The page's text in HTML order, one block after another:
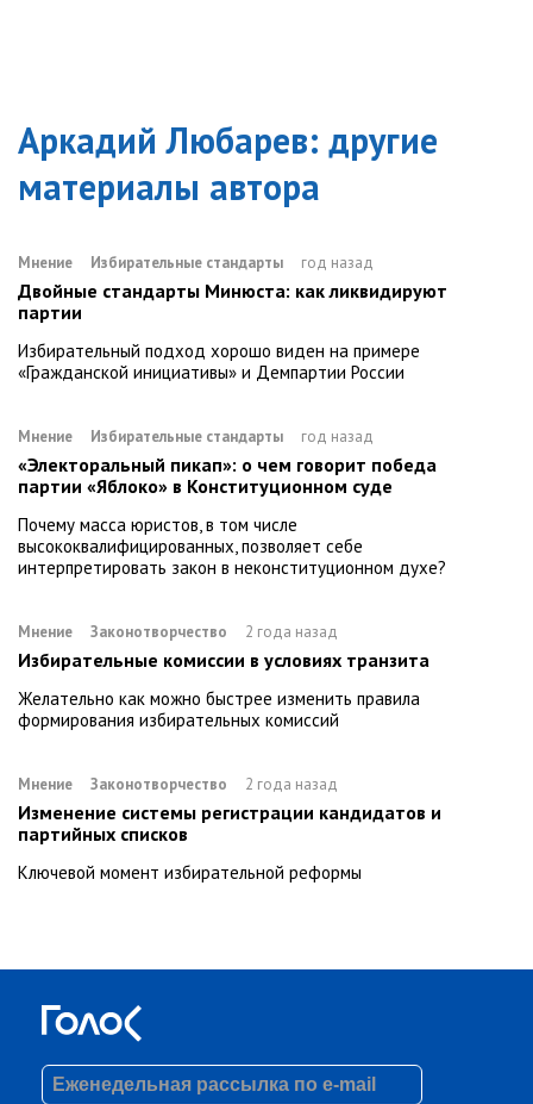
Аркадий Любарев: другие
материалы автора
Мнение Избирательные стандарты год назад
Двойные стандарты Минюста: как ликвидируют
партии
Избирательный подход хорошо виден на примере
«Гражданской инициативы» и Демпартии России
Мнение Избирательные стандарты год назад
«Электоральный пикап»: о чем говорит победа
партии «Яблоко» в Конституционном суде
Почему масса юристов, в том числе
высококвалифицированных, позволяет себе
интерпретировать закон в неконституционном духе?
Мнение Законотворчество 2 года назад
Избирательные комиссии в условиях транзита
Желательно как можно быстрее изменить правила
формирования избирательных комиссий
Мнение Законотворчество 2 года назад
Изменение системы регистрации кандидатов и
партийных списков
Ключевой момент избирательной реформы